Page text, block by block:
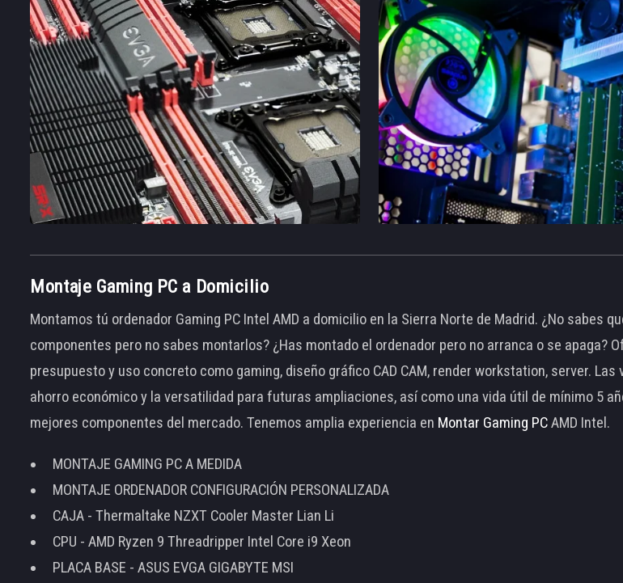
Montaje Gaming PC a Domicilio
Montamos tú ordenador Gaming PC Intel AMD a domicilio en la Sierra Norte de Madrid. ¿No sabes
componentes pero no sabes montarlos? ¿Has montado el ordenador pero no arranca o se
presupuesto y uso concreto como gaming, diseño gráfico CAD CAM, render workstation, server.
ahorro económico y la versatilidad para futuras ampliaciones, así como una vida útil de mínimo 5
mejores componentes del mercado. Tenemos amplia experiencia en Montar Gaming PCAMD Intel.
MONTAJE GAMING PC A MEDIDA
MONTAJE ORDENADOR CONFIGURACIÓN PERSONALIZADA
CAJA - Thermaltake NZXT Cooler Master Lian Li
CPU - AMD Ryzen 9 Threadripper Intel Core i9 Xeon
PLACA BASE - ASUS EVGA GIGABYTE MSI